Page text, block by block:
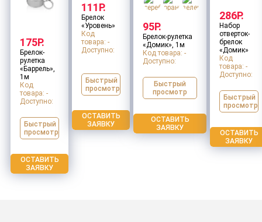
175Р.
Брелок-
рулетка
«Баррель»,
1м
Код
товара: -
Доступно:
Быстрый
просмотр
ОСТАВИТЬ
ЗАЯВКУ
111Р.
Брелок
«Уровень»
Код
товара: -
Доступно:
Быстрый
просмотр
ОСТАВИТЬ
ЗАЯВКУ
95Р.
Брелок-рулетка
«Домик», 1м
Код товара: -
Доступно:
Быстрый
просмотр
ОСТАВИТЬ
ЗАЯВКУ
286Р.
Набор
отверток-
брелок
«Домик»
Код
товара: -
Доступно:
Быстрый
просмотр
ОСТАВИТЬ
ЗАЯВКУ